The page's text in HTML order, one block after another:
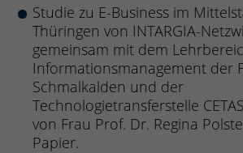
Studie zu E-Business im
Thüringen von INTARGIA-
gemeinsam mit dem
Informationsmanagement der
Schmalkalden und der
Technologietransferstelle
von Frau Prof. Dr. Regina
Papier.